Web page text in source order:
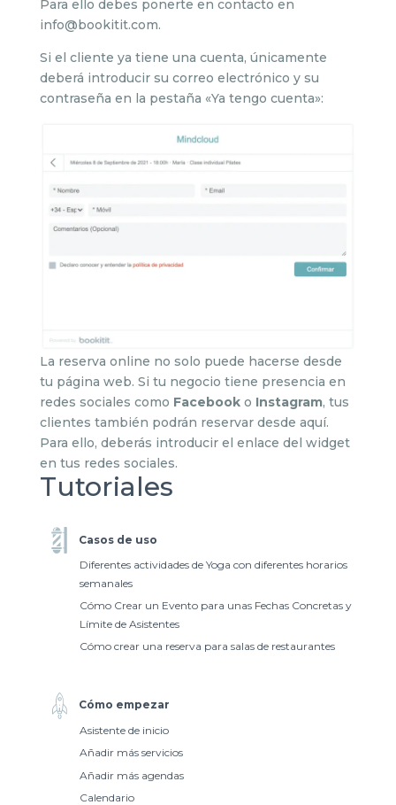
Para ello debes ponerte en contacto en
info@bookitit.com.
Si el cliente ya tiene una cuenta, únicamente
deberá introducir su correo electrónico y su
contraseña en la pestaña «Ya tengo cuenta»:
La reserva online no solo puede hacerse desde
tu página web. Si tu negocio tiene presencia en
redes sociales como Facebooko Instagram, tus
clientes también podrán reservar desde aquí.
Para ello, deberás introducir el enlace del widget
en tus redes sociales.
Tutoriales
Casos de uso
Diferentes actividades de Yoga con diferentes horarios
semanales
Cómo Crear un Evento para unas Fechas Concretas y
Límite de Asistentes
Cómo crear una reserva para salas de restaurantes
Cómo empezar
Asistente de inicio
Añadir más servicios
Añadir más agendas
Calendario